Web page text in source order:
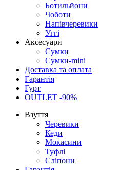
Ботильйони
Чоботи
Напівчеревики
Уггі
Аксесуари
Сумки
Сумки-mini
Доставка та оплата
Гарантія
Гурт
OUTLET -90%
Взуття
Черевики
Кеди
Мокасини
Туфлі
Сліпони